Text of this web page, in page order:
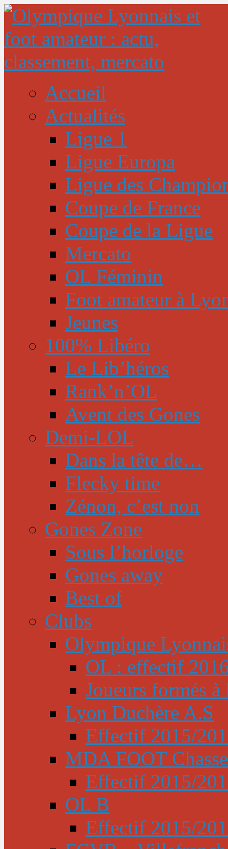
Accueil
Actualités
Ligue 1
Ligue Europa
Ligue des
Coupe de France
Coupe de la Ligue
Mercato
OL Féminin
Foot amateur à
Jeunes
100% Libéro
Le Lib’héros
Rank’n’OL
Avent des Gones
Demi-LOL
Dans la tête de…
Flecky time
Zénon, c’est non
Gones Zone
Sous l’horloge
Gones away
Best of
Clubs
Olympique
OL : effectif
Joueurs formés
Lyon Duchère A.S
Effectif 2015/
MDA FOOT
Effectif 2015/
OL B
Effectif 2015/